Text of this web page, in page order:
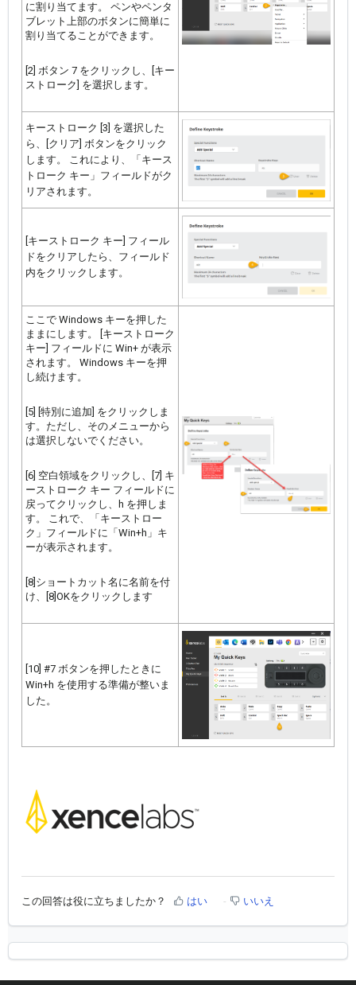
に割り当てます。 ペンやペンタ
ブレット上部のボタンに簡単に
割り当てることができます。
[2] ボタン 7 をクリックし、[キー
ストローク] を選択します。
キーストローク [3] を選択した
ら、[クリア] ボタンをクリック
します。 これにより、「キース
トローク キー」フィールドがク
リアされます。
[キーストローク キー] フィール
ドをクリアしたら、フィールド
内をクリックします。
ここで Windows キーを押した
ままにします。 [キーストローク
キー] フィールドに Win+ が表示
されます。 Windows キーを押
し続けます。
[5] [特別に追加] をクリックしま
す。ただし、そのメニューから
は選択しないでください。
[6] 空白領域をクリックし、[7] キ
ーストローク キー フィールドに
戻ってクリックし、h を押しま
す。 これで、「キーストロー
ク」フィールドに「Win+h」キ
ーが表示されます。
[8]ショートカット名に名前を付
け、[8]OKをクリックします
[10] #7 ボタンを押したときに
Win+h を使用する準備が整いま
した。
この回答は役に立ちましたか？ はい いいえ